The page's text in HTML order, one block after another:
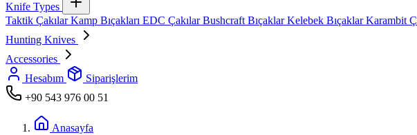
Knife Types
Taktik ÇakılarKamp Bıçakları EDC ÇakılarBushcraft BıçaklarKelebek BıçaklarKarambit
Hunting Knives
Accessories
Hesabım
Siparişlerim
+90 543 976 00 51
Anasayfa